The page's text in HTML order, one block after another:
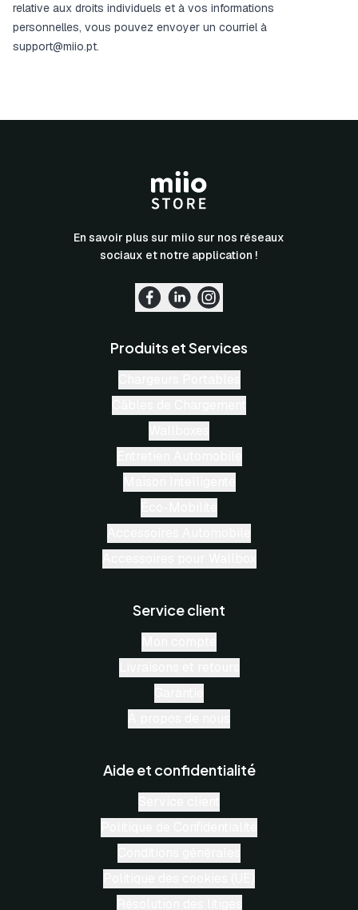
relative aux droits individuels et à vos informations
personnelles, vous pouvez envoyer un courriel à
support@miio.pt.
En savoir plus sur miio sur nos réseaux
sociaux et notre application !
Produits et Services
Service client
Aide et confidentialité